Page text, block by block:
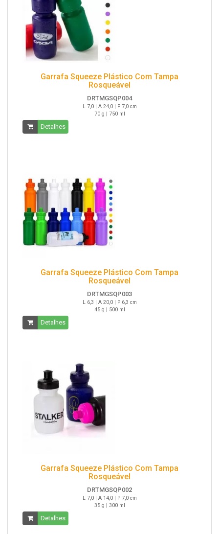
Garrafa Squeeze Plástico Com Tampa
Rosqueável
DRTMGSQP004
L 7,0 | A 24,0 | P 7,0 cm
70 g | 750 ml
Detalhes
Garrafa Squeeze Plástico Com Tampa
Rosqueável
DRTMGSQP003
L 6,3 | A 20,0 | P 6,3 cm
45 g | 500 ml
Detalhes
Garrafa Squeeze Plástico Com Tampa
Rosqueável
DRTMGSQP002
L 7,0 | A 14,0 | P 7,0 cm
35 g | 300 ml
Detalhes